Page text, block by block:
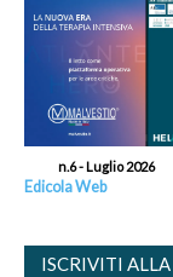
n.6 - Luglio 2026
Edicola Web
ISCRIVITI